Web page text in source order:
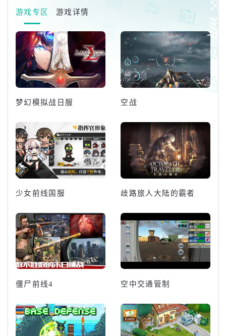
缺少GooglePlay服务，可能无法
正常下载、更新或启动游戏。再
者，国际服还可能存在地区限制，
部分用户可能遇到商店搜不到游
戏、提示设备不兼容或安装后闪退
等情况。如果选择APK手动安
游戏专区 游戏详情
梦幻模拟战日服 空战
少女前线国服 歧路旅人大陆的霸者
僵尸前线4 空中交通管制